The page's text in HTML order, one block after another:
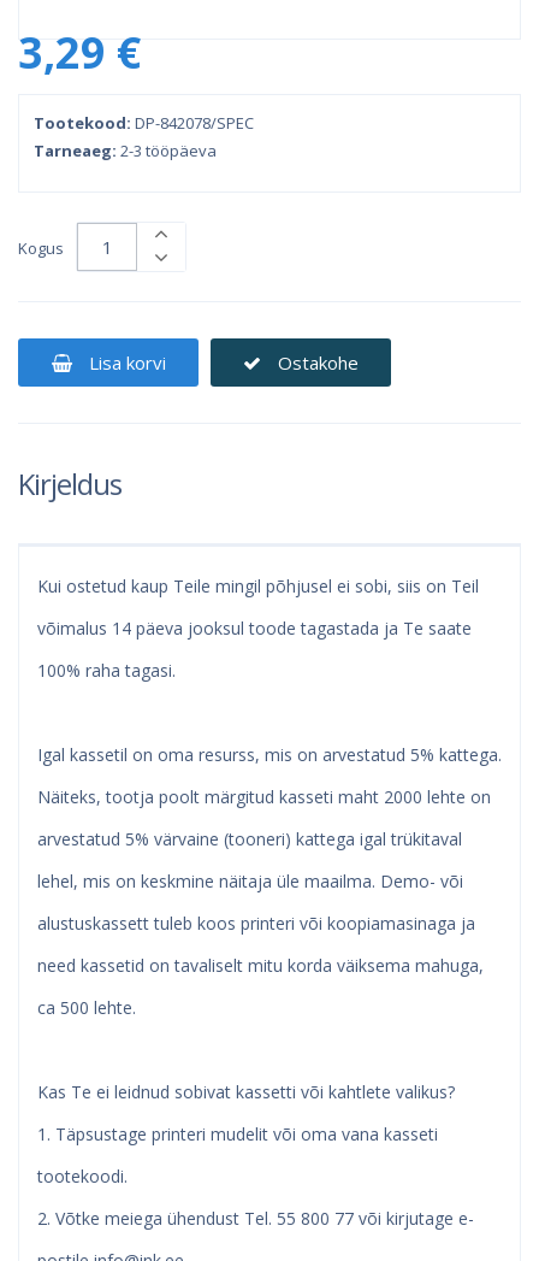
3,29 €
Tootekood: DP-842078/SPEC
Tarneaeg: 2-3 tööpäeva
Kogus
Lisa korvi Ostakohe
Kirjeldus
Kui ostetud kaup Teile mingil põhjusel ei sobi, siis on Teil
võimalus 14 päeva jooksul toode tagastada ja Te saate
100% raha tagasi.
Igal kassetil on oma resurss, mis on arvestatud 5% kattega.
Näiteks, tootja poolt märgitud kasseti maht 2000 lehte on
arvestatud 5% värvaine (tooneri) kattega igal trükitaval
lehel, mis on keskmine näitaja üle maailma. Demo- või
alustuskassett tuleb koos printeri või koopiamasinaga ja
need kassetid on tavaliselt mitu korda väiksema mahuga,
ca 500 lehte.
Kas Te ei leidnud sobivat kassetti või kahtlete valikus?
1. Täpsustage printeri mudelit või oma vana kasseti
tootekoodi.
2. Võtke meiega ühendust Tel. 55 800 77 või kirjutage e-